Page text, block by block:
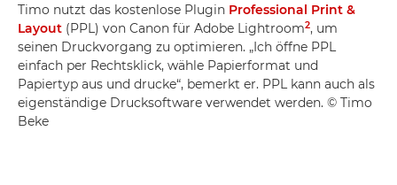
Timo nutzt das kostenlose Plugin Professional Print &
Layout (PPL) von Canon für Adobe Lightroom2, um
seinen Druckvorgang zu optimieren. „Ich öffne PPL
einfach per Rechtsklick, wähle Papierformat und
Papiertyp aus und drucke“, bemerkt er. PPL kann auch als
eigenständige Drucksoftware verwendet werden. © Timo
Beke